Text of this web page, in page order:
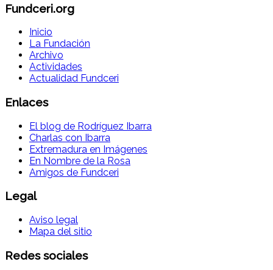
Fundceri.org
Inicio
La Fundación
Archivo
Actividades
Actualidad Fundceri
Enlaces
El blog de Rodríguez Ibarra
Charlas con Ibarra
Extremadura en Imágenes
En Nombre de la Rosa
Amigos de Fundceri
Legal
Aviso legal
Mapa del sitio
Redes sociales